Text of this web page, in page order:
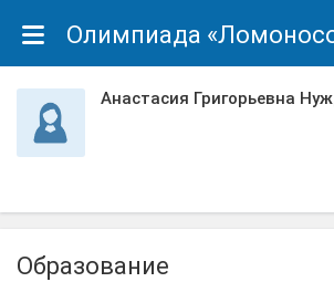
Олимпиада
Анастасия Григорьевна
Образование